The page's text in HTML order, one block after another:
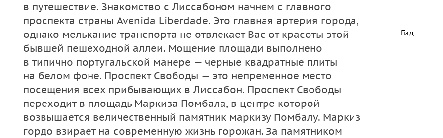
в путешествие. Знакомство с Лиссабоном начнем с главного
проспекта страны Avenida Liberdade. Это главная артерия города,
однако мелькание транспорта не отвлекает Вас от красоты этой
бывшей пешеходной аллеи. Мощение площади выполнено
в типично португальской манере — черные квадратные плиты
на белом фоне. Проспект Свободы — это непременное место
посещения всех прибывающих в Лиссабон. Проспект Свободы
переходит в площадь Маркиза Помбала, в центре которой
возвышается величественный памятник маркизу Помбалу. Маркиз
гордо взирает на современную жизнь горожан. За памятником
Гид